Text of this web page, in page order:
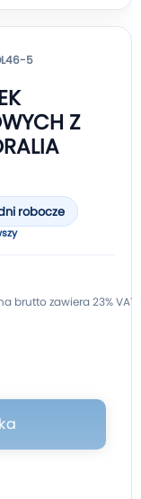
5
Z
robocze